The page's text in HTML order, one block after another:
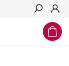
Hľadať